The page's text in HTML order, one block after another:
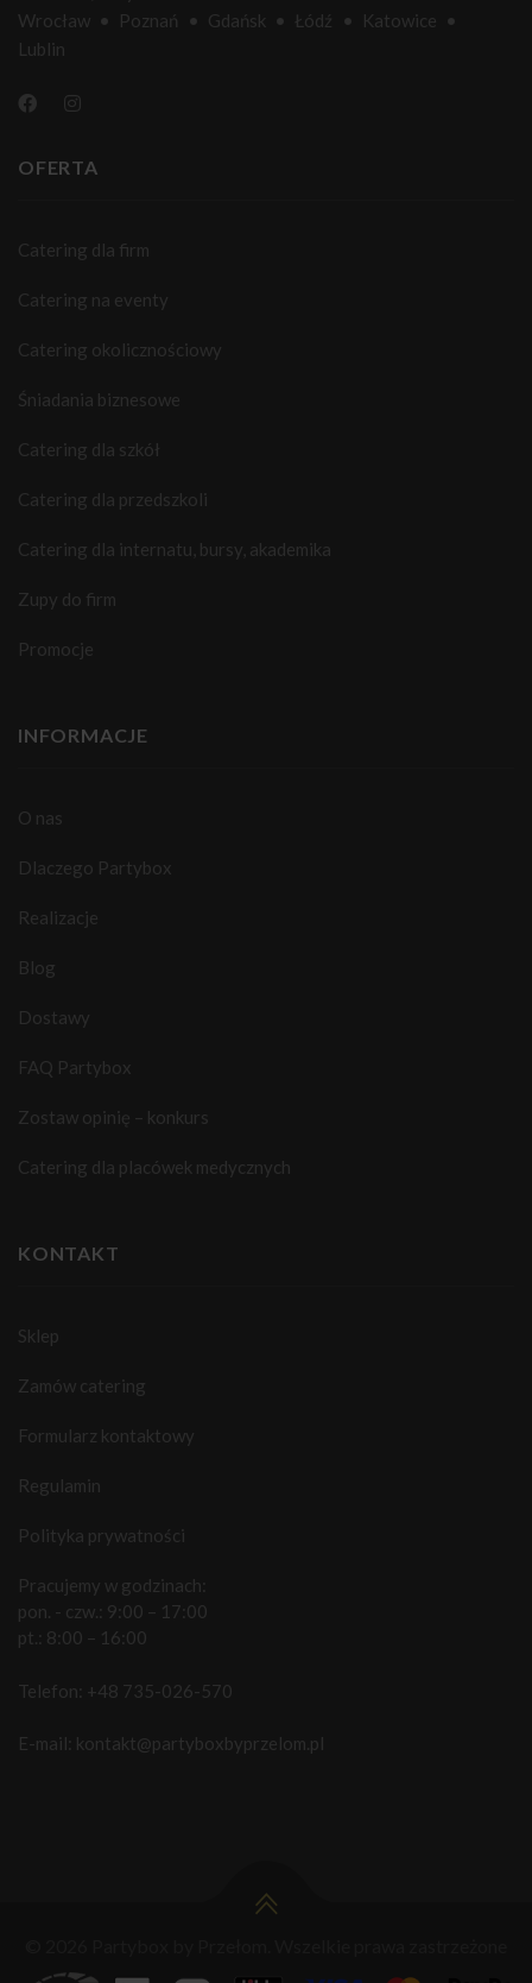
Wrocław • Poznań • Gdańsk • Łódź • Katowice •
Lublin
OFERTA
Catering dla firm
Catering na eventy
Catering okolicznościowy
Śniadania biznesowe
Catering dla szkół
Catering dla przedszkoli
Catering dla internatu, bursy, akademika
Zupy do firm
Promocje
INFORMACJE
O nas
Dlaczego Partybox
Realizacje
Blog
Dostawy
FAQ Partybox
Zostaw opinię – konkurs
Catering dla placówek medycznych
KONTAKT
Sklep
Zamów catering
Formularz kontaktowy
Regulamin
Polityka prywatności
Pracujemy w godzinach:
pon. - czw.: 9:00 – 17:00
pt.: 8:00 – 16:00
Telefon: +48 735-026-570
E-mail: kontakt@partyboxbyprzelom.pl